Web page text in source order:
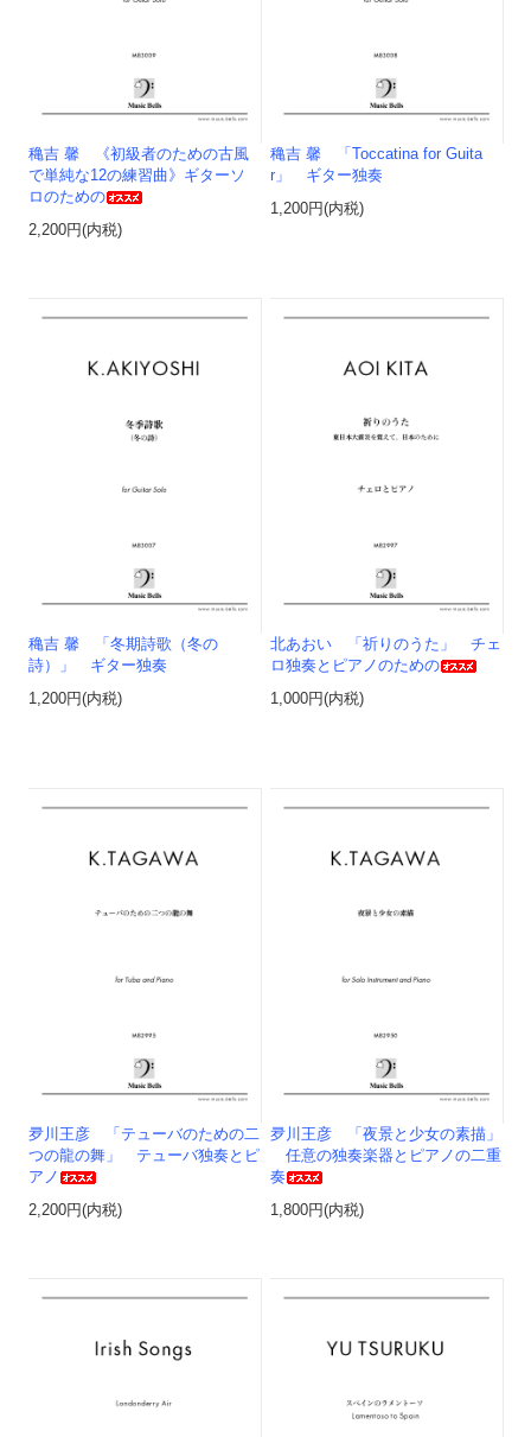
穐吉 馨 《初級者のための古風
で単純な12の練習曲》ギターソ
ロのための
2,200円(内税)
穐吉 馨 「Toccatina for Guita
r」 ギター独奏
1,200円(内税)
穐吉 馨 「冬期詩歌（冬の
詩）」 ギター独奏
1,200円(内税)
北あおい 「祈りのうた」 チェ
ロ独奏とピアノのための
1,000円(内税)
夛川王彦 「テューバのための二
つの龍の舞」 テューバ独奏とピ
アノ
2,200円(内税)
夛川王彦 「夜景と少女の素描」
任意の独奏楽器とピアノの二重
奏
1,800円(内税)